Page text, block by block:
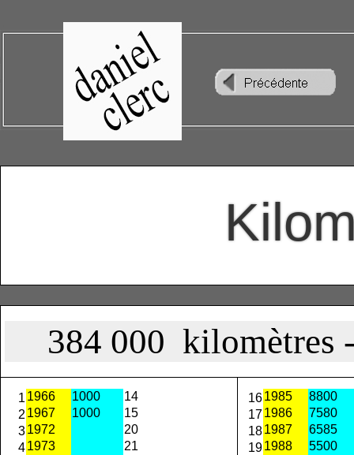
384 000 kilomètres
1 1966 1000
14
2 1967 1000
15
31972
20
41973
21
161985
8800
171986
7580
181987
6585
191988
5500